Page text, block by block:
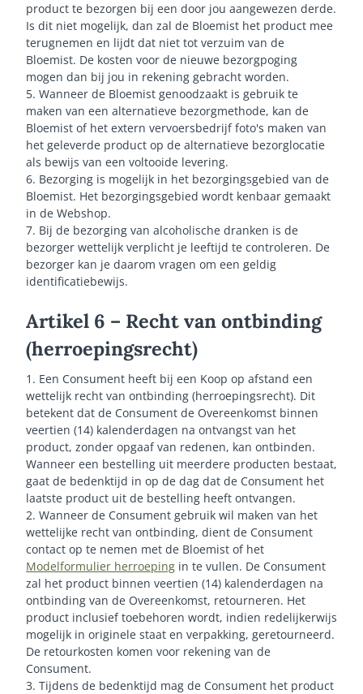
product te bezorgen bij een door jou aangewezen derde.
Is dit niet mogelijk, dan zal de Bloemist het product mee
terugnemen en lijdt dat niet tot verzuim van de
Bloemist. De kosten voor de nieuwe bezorgpoging
mogen dan bij jou in rekening gebracht worden.
5. Wanneer de Bloemist genoodzaakt is gebruik te
maken van een alternatieve bezorgmethode, kan de
Bloemist of het extern vervoersbedrijf foto's maken van
het geleverde product op de alternatieve bezorglocatie
als bewijs van een voltooide levering.
6. Bezorging is mogelijk in het bezorgingsgebied van de
Bloemist. Het bezorgingsgebied wordt kenbaar gemaakt
in de Webshop.
7. Bij de bezorging van alcoholische dranken is de
bezorger wettelijk verplicht je leeftijd te controleren. De
bezorger kan je daarom vragen om een geldig
identificatiebewijs.
Artikel 6 – Recht van ontbinding
(herroepingsrecht)
1. Een Consument heeft bij een Koop op afstand een
wettelijk recht van ontbinding (herroepingsrecht). Dit
betekent dat de Consument de Overeenkomst binnen
veertien (14) kalenderdagen na ontvangst van het
product, zonder opgaaf van redenen, kan ontbinden.
Wanneer een bestelling uit meerdere producten bestaat,
gaat de bedenktijd in op de dag dat de Consument het
laatste product uit de bestelling heeft ontvangen.
2. Wanneer de Consument gebruik wil maken van het
wettelijke recht van ontbinding, dient de Consument
contact op te nemen met de Bloemist of het
Modelformulier herroeping in te vullen. De Consument
zal het product binnen veertien (14) kalenderdagen na
ontbinding van de Overeenkomst, retourneren. Het
product inclusief toebehoren wordt, indien redelijkerwijs
mogelijk in originele staat en verpakking, geretourneerd.
De retourkosten komen voor rekening van de
Consument.
3. Tijdens de bedenktijd mag de Consument het product